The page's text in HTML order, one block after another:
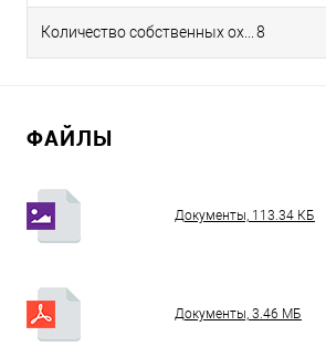
8
ФАЙЛЫ
Документы, 113.34 КБ
Документы, 3.46 МБ